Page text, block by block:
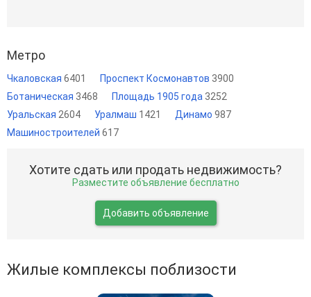
Метро
Чкаловская 6401 Проспект Космонавтов 3900
Ботаническая 3468 Площадь 1905 года 3252
Уральская 2604 Уралмаш 1421 Динамо 987
Машиностроителей 617
Хотите сдать или продать недвижимость?
Разместите объявление бесплатно
Добавить объявление
Жилые комплексы поблизости